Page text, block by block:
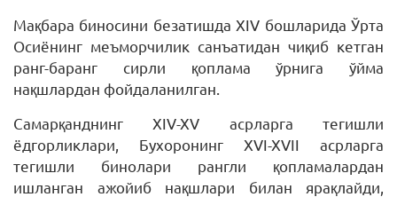
Мақбара биносини безатишдаXIV бошларида Ўрта
Осиёнинг меъморчилик санъатидан чиқиб кетган
ранг-баранг сирли қоплама ўрнига ўйма
нақшлардан фойдаланилган.
СамарқанднингXIV-XV асрларга тегишли
ёдгорликлари, Бухоронинг XVI-XVII асрларга
тегишли бинолари рангли қопламалардан
ишланган ажойиб нақшлари билан ярақлайди,